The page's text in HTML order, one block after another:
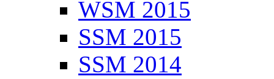
WSM 2015
SSM 2015
SSM 2014